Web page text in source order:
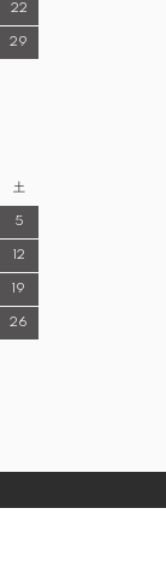
22
29
土
5
12
19
26